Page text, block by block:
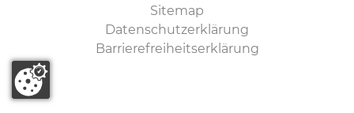
Sitemap
Datenschutzerklärung
Barrierefreiheitserklärung